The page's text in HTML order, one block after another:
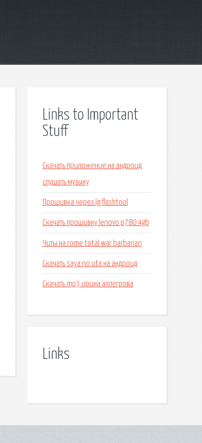
Links to Important
Stuff
Скачать приложение на андроид
слушать музыку
Прошивка через lg flashtool
Скачать прошивку lenovo p780 4gb
Читы на rome total war barbarian
Скачать saya no uta на андроид
Скачать mp3 ирина аллегрова
Links